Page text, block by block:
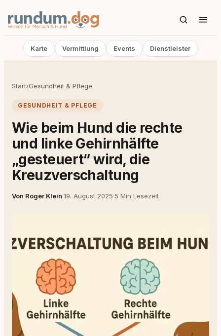
Karte Vermittlung Events Dienstleister
Start›Gesundheit & Pflege
GESUNDHEIT & PFLEGE
Wie beim Hund die rechte
und linke Gehirnhälfte
„gesteuert“ wird, die
Kreuzverschaltung
Von Roger Klein·19. August 2025·5 Min Lesezeit